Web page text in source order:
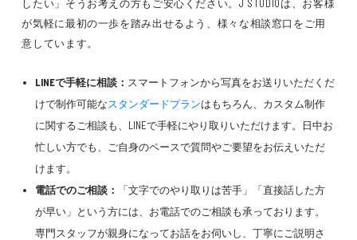
したい」そうお考えの方もご安心ください。J STUDIOは、お客様
が気軽に最初の一歩を踏み出せるよう、様々な相談窓口をご用
意しています。
LINEで手軽に相談： スマートフォンから写真をお送りいただくだ
けで制作可能なスタンダードプランはもちろん、カスタム制作
に関するご相談も、LINEで手軽にやり取りいただけます。日中お
忙しい方でも、ご自身のペースで質問やご要望をお伝えいただ
けます。
電話でのご相談：
「文字でのやり取りは苦手」「直接話した方
が早い」という方には、お電話でのご相談も承っております。
専門スタッフが親身になってお話をお伺いし、丁寧にご説明さ